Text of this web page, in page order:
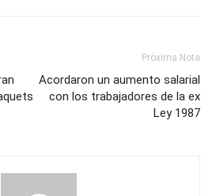
Próxima Nota
Acordaron un aumento salarial
con los trabajadores de la ex
Ley 1987